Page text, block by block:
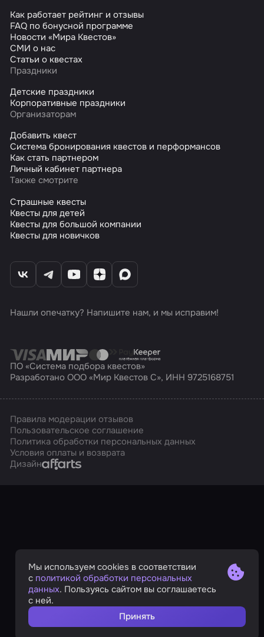
Как работает рейтинг и отзывы
FAQ по бонусной программе
Новости «Мира Квестов»
СМИ о нас
Статьи о квестах
Праздники
Детские праздники
Корпоративные праздники
Организаторам
Добавить квест
Система бронирования квестов и перформансов
Как стать партнером
Личный кабинет партнера
Также смотрите
Страшные квесты
Квесты для детей
Квесты для большой компании
Квесты для новичков
Нашли опечатку? Напишите нам, и мы исправим!
ПО «Система подбора квестов»
Разработано ООО «Мир Квестов С», ИНН 9725168751
Правила модерации отзывов
Пользовательское соглашение
Политика обработки персональных данных
Условия оплаты и возврата
ДизайнAffarts
Мы используем cookies в соответствии
с политикой обработки персональных
данных. Пользуясь сайтом вы соглашаетесь
с ней.
Принять